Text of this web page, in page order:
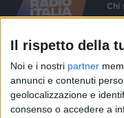
Il rispetto della
Noi e i nostri partner
annunci e contenuti
geolocalizzazione e
consenso o accedere a
Chi
contenute nel sito sono stati
Capitale Sociale €
06832230152. Iscritta al
1987.